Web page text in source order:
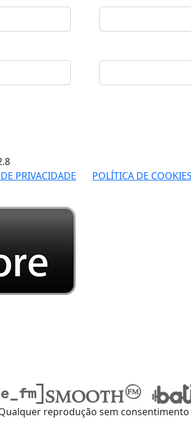
PRIVACIDADE POLÍTICA DE COOKIES
reprodução sem